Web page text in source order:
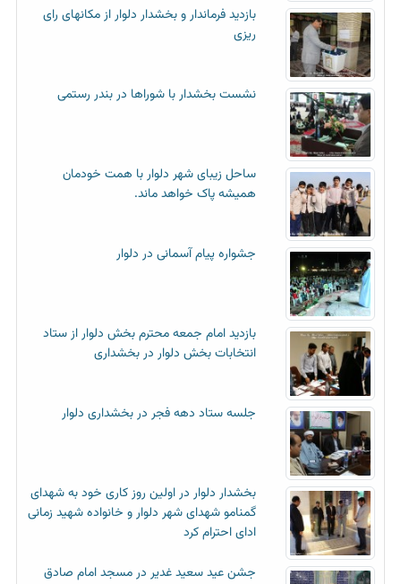
بازدید فرماندار و بخشدار دلوار از مکانهای رای
ریزی
نشست بخشدار با شوراها در بندر رستمی
ساحل زیبای شهر دلوار با همت خودمان
همیشه پاک خواهد ماند.
جشواره پیام آسمانی در دلوار
بازدید امام جمعه محترم بخش دلوار از ستاد
انتخابات بخش دلوار در بخشداری
جلسه ستاد دهه فجر در بخشداری دلوار
بخشدار دلوار در اولین روز کاری خود به شهدای
گمنامو شهدای شهر دلوار و خانواده شهید زمانی
ادای احترام کرد
جشن عید سعید غدیر در مسجد امام صادق